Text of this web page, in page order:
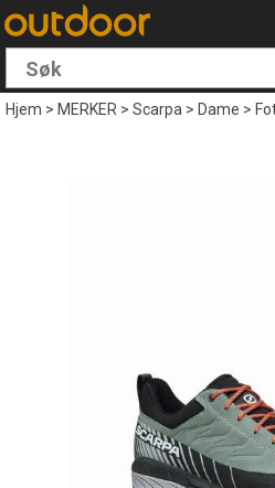
Hjem>MERKER>Scarpa>Dame>